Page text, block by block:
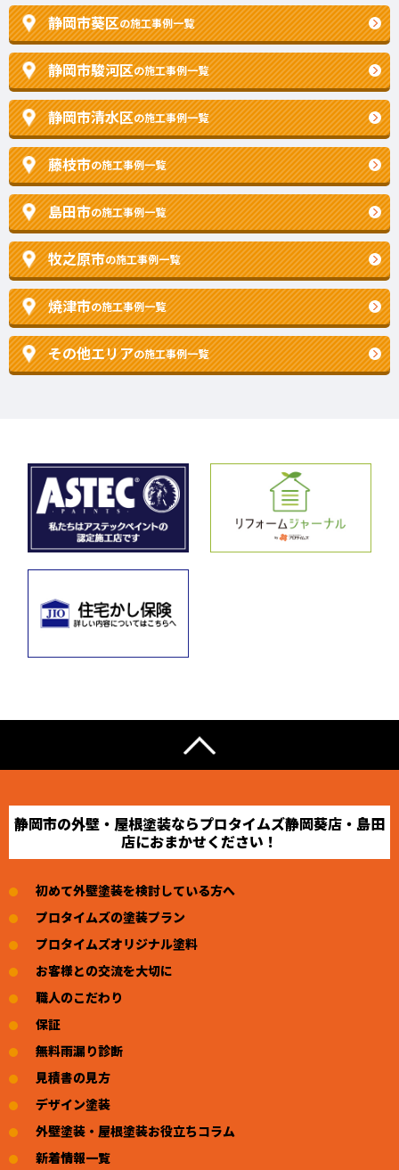
静岡市葵区の施工事例一覧
静岡市駿河区の施工事例一覧
静岡市清水区の施工事例一覧
藤枝市の施工事例一覧
島田市の施工事例一覧
牧之原市の施工事例一覧
焼津市の施工事例一覧
その他エリアの施工事例一覧
静岡市の外壁・屋根塗装ならプロタイムズ静岡葵店・島田
店におまかせください！
初めて外壁塗装を検討している方へ
プロタイムズの塗装プラン
プロタイムズオリジナル塗料
お客様との交流を大切に
職人のこだわり
保証
無料雨漏り診断
見積書の見方
デザイン塗装
外壁塗装・屋根塗装お役立ちコラム
新着情報一覧